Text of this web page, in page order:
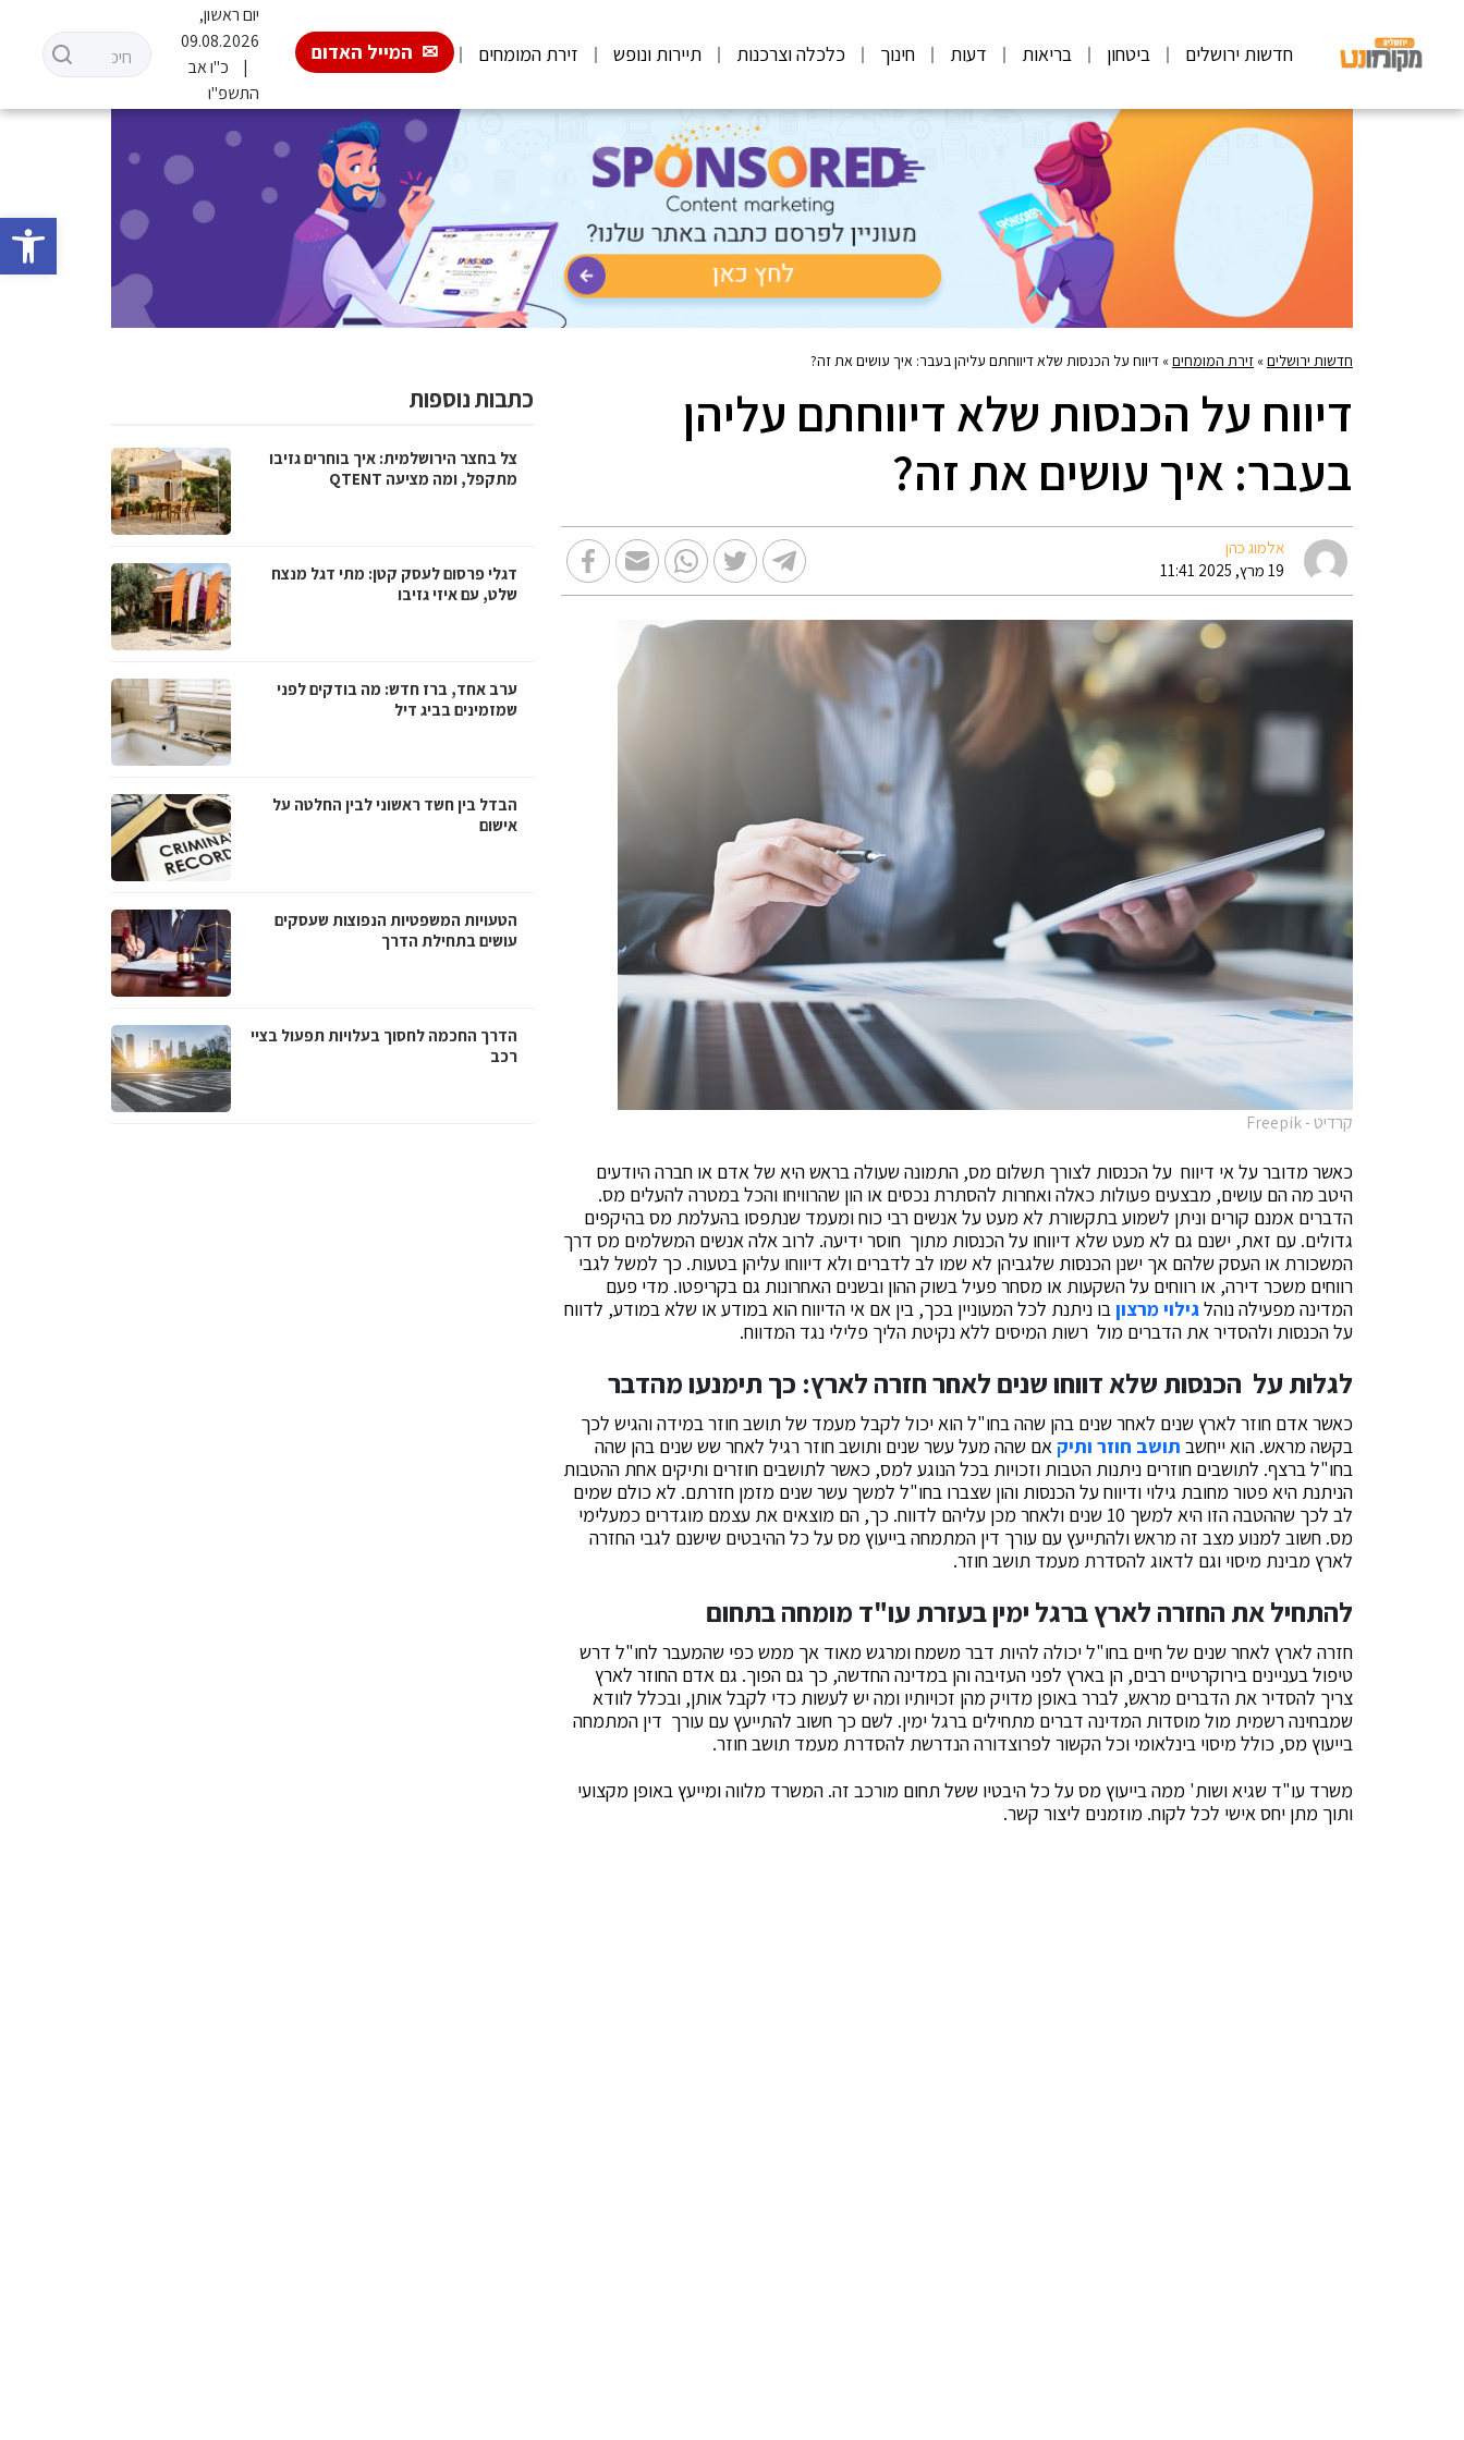
פתח
חדשות ירושלים ביטחון בריאות דעות חינוך כלכלה וצרכנות תיירות ונופש זירת המומחים המייל האדום
יום ראשון,
09.08.2026
כ"ו אב
התשפ"ו
חדשות ירושלים» זירת המומחים» דיווח על הכנסות שלא דיווחתם עליהן בעבר: איך עושים את זה?
דיווח על הכנסות שלא דיווחתם עליהן
בעבר: איך עושים את זה?
אלמוג כהן
19 מרץ, 2025 11:41
קרדיט - Freepik
כאשר מדובר על אי דיווח על הכנסות לצורך תשלום מס, התמונה שעולה בראש היא של אדם או חברה היודעים
היטב מה הם עושים, מבצעים פעולות כאלה ואחרות להסתרת נכסים או הון שהרוויחו והכל במטרה להעלים מס.
הדברים אמנם קורים וניתן לשמוע בתקשורת לא מעט על אנשים רבי כוח ומעמד שנתפסו בהעלמת מס בהיקפים
גדולים. עם זאת, ישנם גם לא מעט שלא דיווחו על הכנסות מתוך חוסר ידיעה. לרוב אלה אנשים המשלמים מס דרך
המשכורת או העסק שלהם אך ישנן הכנסות שלגביהן לא שמו לב לדברים ולא דיווחו עליהן בטעות. כך למשל לגבי
רווחים משכר דירה, או רווחים על השקעות או מסחר פעיל בשוק ההון ובשנים האחרונות גם בקריפטו. מדי פעם
המדינה מפעילה נוהלגילוי מרצון בו ניתנת לכל המעוניין בכך, בין אם אי הדיווח הוא במודע או שלא במודע, לדווח
על הכנסות ולהסדיר את הדברים מול רשות המיסים ללא נקיטת הליך פלילי נגד המדווח.
לגלות על הכנסות שלא דווחו שנים לאחר חזרה לארץ: כך תימנעו מהדבר
כאשר אדם חוזר לארץ שנים לאחר שנים בהן שהה בחו"ל הוא יכול לקבל מעמד של תושב חוזר במידה והגיש לכך
בקשה מראש. הוא ייחשב תושב חוזר ותיק אם שהה מעל עשר שנים ותושב חוזר רגיל לאחר שש שנים בהן שהה
בחו"ל ברצף. לתושבים חוזרים ניתנות הטבות וזכויות בכל הנוגע למס, כאשר לתושבים חוזרים ותיקים אחת ההטבות
הניתנת היא פטור מחובת גילוי ודיווח על הכנסות והון שצברו בחו"ל למשך עשר שנים מזמן חזרתם. לא כולם שמים
לב לכך שההטבה הזו היא למשך 10 שנים ולאחר מכן עליהם לדווח. כך, הם מוצאים את עצמם מוגדרים כמעלימי
מס. חשוב למנוע מצב זה מראש ולהתייעץ עם עורך דין המתמחה בייעוץ מס על כל ההיבטים שישנם לגבי החזרה
לארץ מבינת מיסוי וגם לדאוג להסדרת מעמד תושב חוזר.
להתחיל את החזרה לארץ ברגל ימין בעזרת עו"ד מומחה בתחום
חזרה לארץ לאחר שנים של חיים בחו"ל יכולה להיות דבר משמח ומרגש מאוד אך ממש כפי שהמעבר לחו"ל דרש
טיפול בעניינים בירוקרטיים רבים, הן בארץ לפני העזיבה והן במדינה החדשה, כך גם הפוך. גם אדם החוזר לארץ
צריך להסדיר את הדברים מראש, לברר באופן מדויק מהן זכויותיו ומה יש לעשות כדי לקבל אותן, ובכלל לוודא
שמבחינה רשמית מול מוסדות המדינה דברים מתחילים ברגל ימין. לשם כך חשוב להתייעץ עם עורך דין המתמחה
בייעוץ מס, כולל מיסוי בינלאומי וכל הקשור לפרוצדורה הנדרשת להסדרת מעמד תושב חוזר.
משרד עו"ד שגיא ושות' ממה בייעוץ מס על כל היבטיו ששל תחום מורכב זה. המשרד מלווה ומייעץ באופן מקצועי
ותוך מתן יחס אישי לכל לקוח. מוזמנים ליצור קשר.
כתבות נוספות
צל בחצר הירושלמית: איך בוחרים גזיבו
מתקפל, ומה מציעה QTENT
דגלי פרסום לעסק קטן: מתי דגל מנצח
שלט, עם איזי גזיבו
ערב אחד, ברז חדש: מה בודקים לפני
שמזמינים בביג דיל
הבדל בין חשד ראשוני לבין החלטה על
אישום
הטעויות המשפטיות הנפוצות שעסקים
עושים בתחילת הדרך
הדרך החכמה לחסוך בעלויות תפעול בציי
רכב